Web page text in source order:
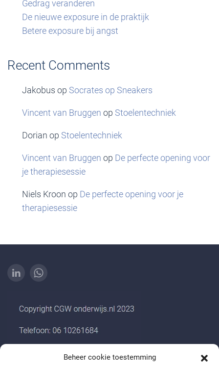
Beheer cookie toestemming
Gedrag veranderen
De nieuwe exposure in de praktijk
Betere exposure bij angst
Recent Comments
Jakobus op Socrates op Sneakers
Vincent van Bruggen op Stoelentechniek
Dorian op Stoelentechniek
Vincent van Bruggen op De perfecte opening voor
je therapiesessie
Niels Kroon op De perfecte opening voor je
therapiesessie